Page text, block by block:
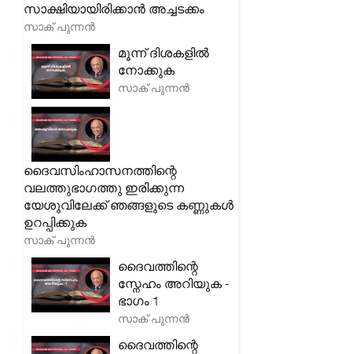
സാക്ഷിയായിരിക്കാൻ അച്ചടക്കം
സാക് പുന്നൻ
മൂന്ന് ദിശകളിൽ
നോക്കുക
സാക് പുന്നൻ
ദൈവസിംഹാസനത്തിന്റെ
വലത്തുഭാഗത്തു ഇരിക്കുന്ന
യേശുവിലേക്ക് ഞങ്ങളുടെ കണ്ണുകൾ
ഉറപ്പിക്കുക
സാക് പുന്നൻ
ദൈവത്തിന്റെ
സ്നേഹം അറിയുക -
ഭാഗം 1
സാക് പുന്നൻ
ദൈവത്തിന്റെ